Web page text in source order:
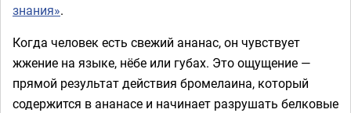
знания».
Когда человек есть свежий ананас, он чувствует
жжение на языке, нёбе или губах. Это ощущение —
прямой результат действия бромелаина, который
содержится в ананасе и начинает разрушать белковые